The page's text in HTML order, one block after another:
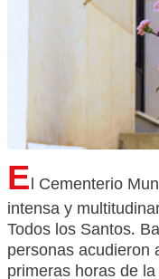
El Cementerio
intensa y
Todos los Santos.
personas acudieron
primeras horas de